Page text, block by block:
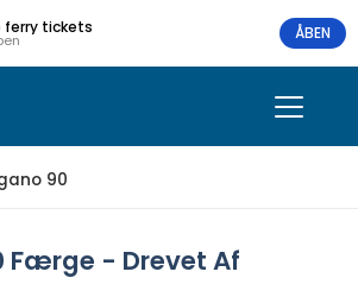
ferry tickets ÅBEN
90
Færge - Drevet Af